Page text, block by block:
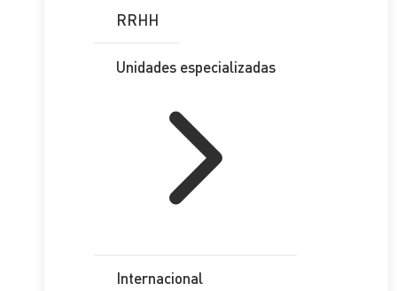
RRHH
Unidades especializadas
Internacional